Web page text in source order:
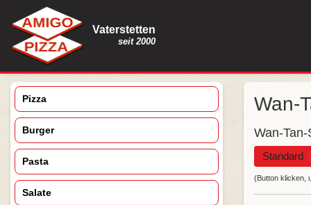
Vaterstetten
seit 2000
Pizza
Burger
Pasta
Salate
Wan-
Wan-
Standard
(Button klicken,